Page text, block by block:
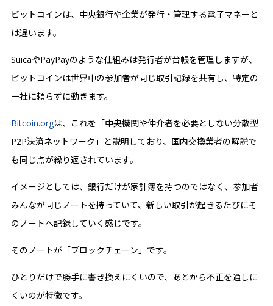
ビットコインは、中央銀行や企業が発行・管理する電子マネーと
は違います。
SuicaやPayPayのような仕組みは発行者が台帳を管理しますが、
ビットコインは世界中の参加者が同じ取引記録を共有し、特定の
一社に頼らずに動きます。
Bitcoin.orgは、これを「中央機関や仲介者を必要としない分散型
P2P決済ネットワーク」と説明しており、国内交換業者の解説で
も同じ点が繰り返されています。
イメージとしては、銀行だけが家計簿を持つのではなく、参加者
みんなが同じノートを持っていて、新しい取引が起きるたびにそ
のノートへ記録していく感じです。
そのノートが「ブロックチェーン」です。
ひとりだけで勝手に書き換えにくいので、あとから不正を通しに
くいのが特徴です。